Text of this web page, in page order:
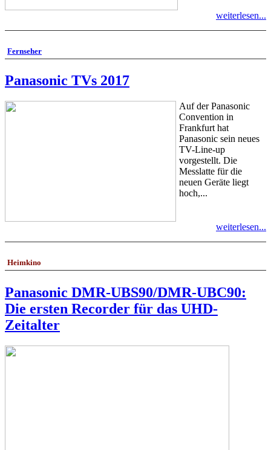
weiterlesen...
Fernseher
Panasonic TVs 2017
Auf der Panasonic
Convention in
Frankfurt hat
Panasonic sein neues
TV-Line-up
vorgestellt. Die
Messlatte für die
neuen Geräte liegt
hoch,...
weiterlesen...
Heimkino
Panasonic DMR-UBS90/DMR-UBC90:
Die ersten Recorder für das UHD-
Zeitalter